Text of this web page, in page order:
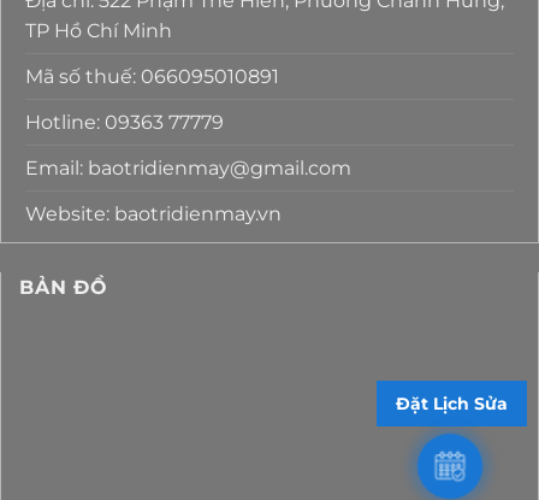
TP Hồ Chí Minh
Mã số thuế: 066095010891
Hotline: 09363 77779
Email: baotridienmay@gmail.com
Website: baotridienmay.vn
BẢN ĐỒ
Đặt Lịch Sửa